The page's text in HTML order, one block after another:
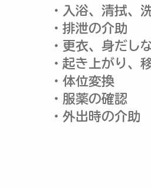
・入浴、清拭、
・排泄の介助
・更衣、身だし
・起き上がり、
・体位変換
・服薬の確認
・外出時の介助